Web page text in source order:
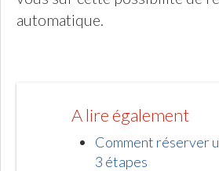
automatique.
A lire également
Comment réserver
3 étapes